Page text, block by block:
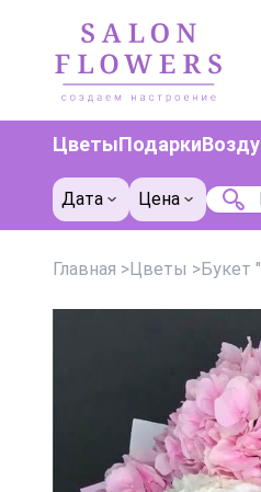
ЦветыПодарки
Дата Цена
Главная >Цветы >Букет